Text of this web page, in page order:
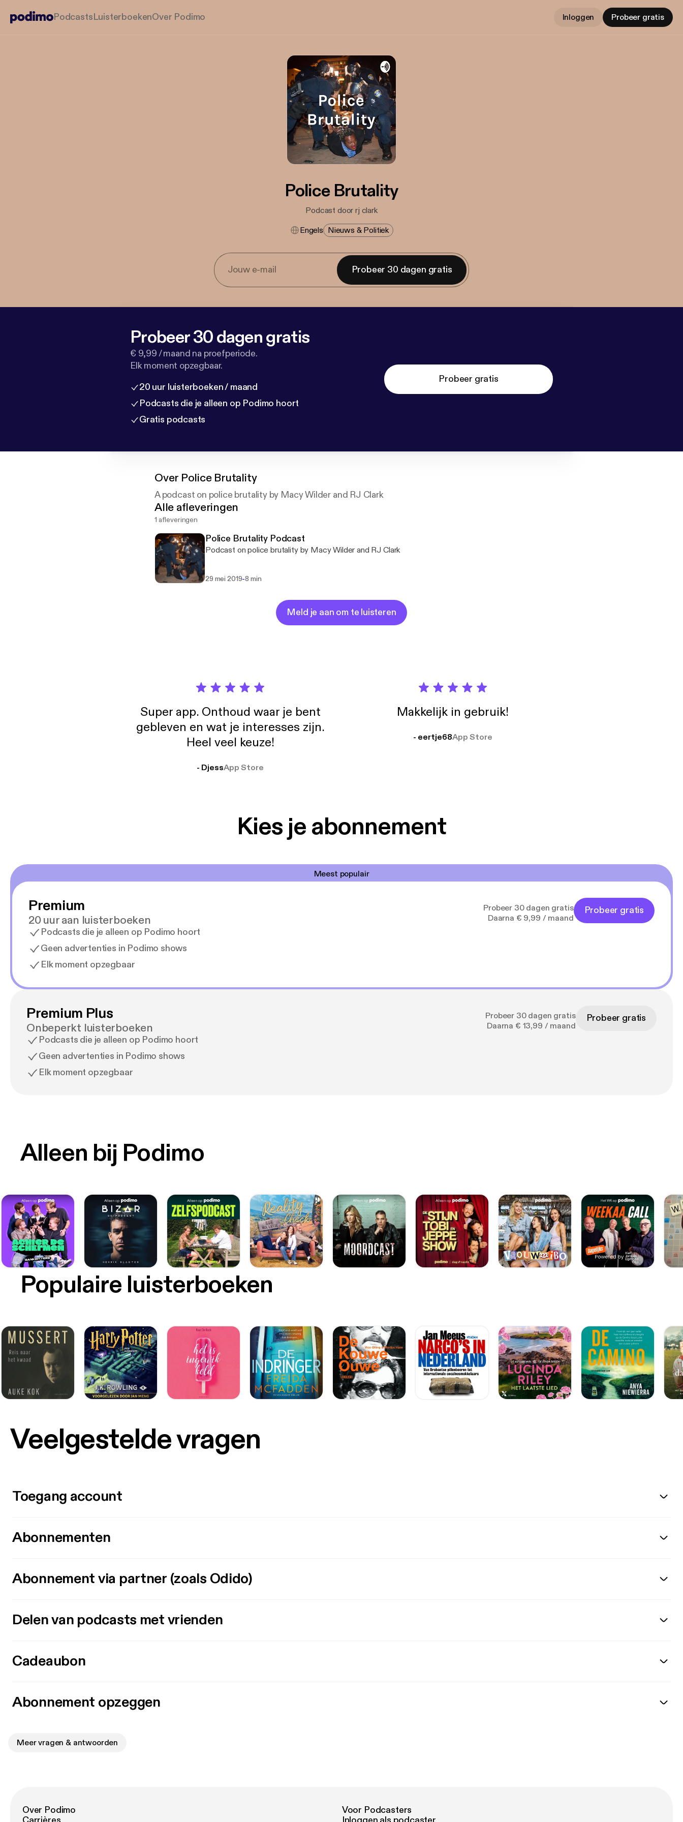
PodcastsLuisterboekenOver Podimo Inloggen Probeer gratis
Police Brutality
Podcast door rj clark
Engels Nieuws & Politiek
Probeer 30 dagen gratis
Probeer 30 dagen gratis
€ 9,99 / maand na proefperiode.
Elk moment opzegbaar.
20 uur luisterboeken / maand
Podcasts die je alleen op Podimo hoort
Gratis podcasts
Probeer gratis
Over Police Brutality
A podcast on police brutality by Macy Wilder and RJ Clark
Alle afleveringen
1 afleveringen
Police Brutality Podcast
Podcast on police brutality by Macy Wilder and RJ Clark
29 mei 2019-8 min
Meld je aan om te luisteren
Super app. Onthoud waar je bent
gebleven en wat je interesses zijn.
Heel veel keuze!
- DjessApp Store
Makkelijk in gebruik!
- eertje68App Store
Kies je abonnement
Meest populair
Premium
20 uur aan luisterboeken
Podcasts die je alleen op Podimo hoort
Geen advertenties in Podimo shows
Elk moment opzegbaar
Probeer 30 dagen gratis
Daarna € 9,99 / maand
Probeer gratis
Premium Plus
Onbeperkt luisterboeken
Podcasts die je alleen op Podimo hoort
Geen advertenties in Podimo shows
Elk moment opzegbaar
Probeer 30 dagen gratis
Daarna € 13,99 / maand
Probeer gratis
Alleen bij Podimo
Populaire luisterboeken
Veelgestelde vragen
Toegang account
Abonnementen
Abonnement via partner (zoals Odido)
Delen van podcasts met vrienden
Cadeaubon
Abonnement opzeggen
Meer vragen & antwoorden
Over Podimo
Voor Podcasters